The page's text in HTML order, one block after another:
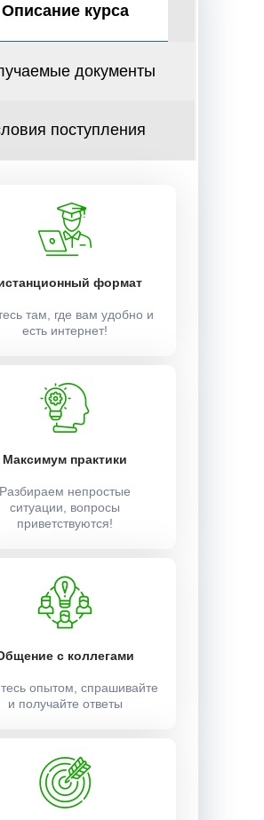
Описание курса
документы
поступления
формат
там, где вам удобно и
есть интернет!
Максимум практики
Разбираем непростые
ситуации, вопросы
приветствуются!
с коллегами
опытом, спрашивайте
и получайте ответы